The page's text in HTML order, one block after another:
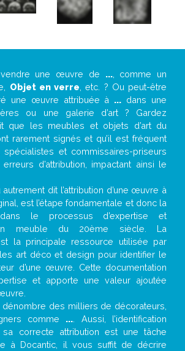
vendre une œuvre de ..., comme un
Objet en verre , etc. ? Ou peut-être
une œuvre attribuée à ... dans une
ou une galerie d’art ? Gardez
que les meubles et objets d’art du
rarement signés et qu’il est fréquent
et commissaires-priseurs
d’attribution, impactant ainsi le
autrement dit l’attribution d’une œuvre à
est l’étape fondamentale et donc la
le processus d’expertise et
meuble du 20ème siècle. La
la principale ressource utilisée par
art déco et design pour identifier le
d’une œuvre. Cette documentation
et apporte une valeur ajoutée
des milliers de décorateurs,
comme ... . Aussi, l’identification
correcte attribution est une tâche
à Docantic, il vous suffit de décrire